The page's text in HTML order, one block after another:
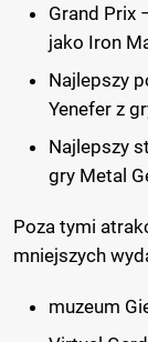
Grand Prix
jako Iron
Najlepszy
Yenefer z
Najlepszy
gry Metal
Poza tymi
mniejszych
muzeum